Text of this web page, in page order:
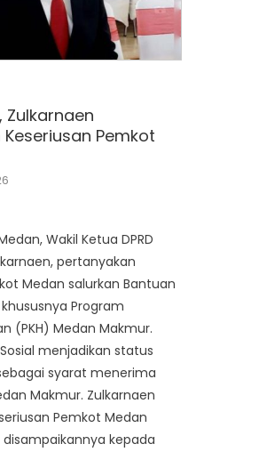
Zulkarnaen
Pemkot
Wakil Ketua DPRD
pertanyakan
Medan salurkan Bantuan
Program
(PKH) Medan Makmur.
menjadikan status
syarat menerima
Makmur. Zulkarnaen
Pemkot Medan
disampaikannya kepada